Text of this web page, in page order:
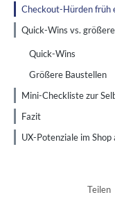
Checkout-Hürden früh
Quick-Wins vs.
Quick-Wins
Größere Baustellen
Mini-Checkliste zur
Fazit
UX-Potenziale im Shop
Teilen